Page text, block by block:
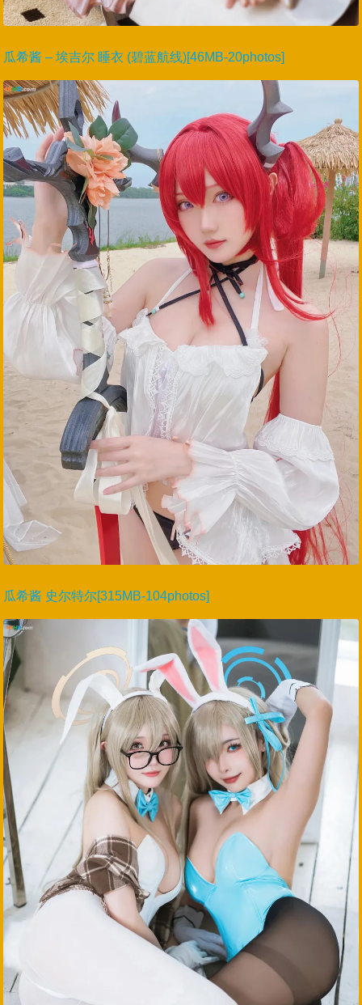
瓜希酱 – 埃吉尔 睡衣 (碧蓝航线)[46MB-20photos]
瓜希酱 史尔特尔[315MB-104photos]